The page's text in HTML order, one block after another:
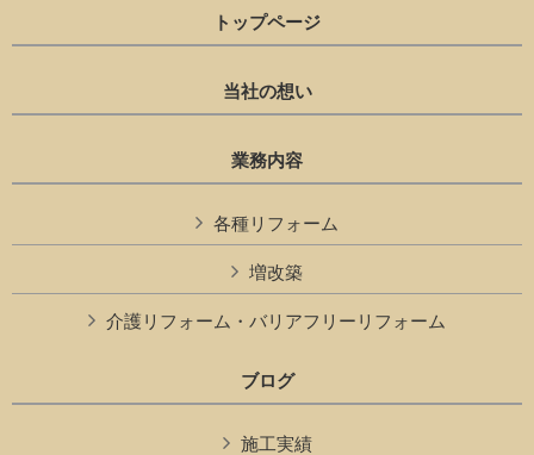
トップページ
当社の想い
業務内容
各種リフォーム
増改築
介護リフォーム・バリアフリーリフォーム
ブログ
施工実績